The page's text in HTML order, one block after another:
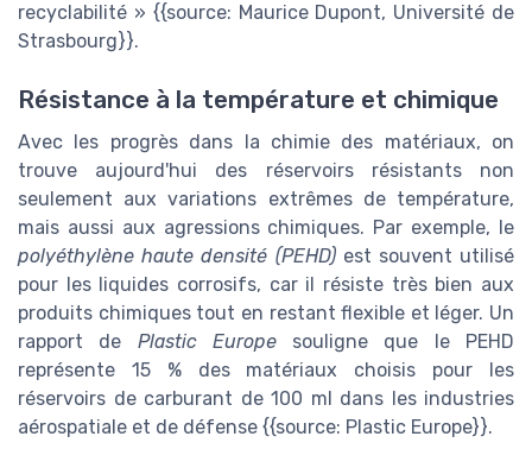
recyclabilité » {{source: Maurice Dupont, Université de
Strasbourg}}.
Résistance à la température et chimique
Avec les progrès dans la chimie des matériaux, on
trouve aujourd'hui des réservoirs résistants non
seulement aux variations extrêmes de température,
mais aussi aux agressions chimiques. Par exemple, le
polyéthylène haute densité (PEHD)est souvent utilisé
pour les liquides corrosifs, car il résiste très bien aux
produits chimiques tout en restant flexible et léger. Un
rapport de Plastic Europesouligne que le PEHD
représente 15 % des matériaux choisis pour les
réservoirs de carburant de 100 ml dans les industries
aérospatiale et de défense {{source: Plastic Europe}}.